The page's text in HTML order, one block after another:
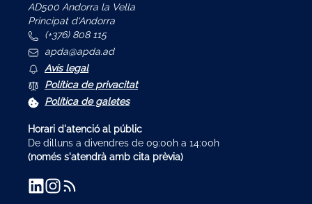
AD500 Andorra la Vella
Principat d'Andorra
(+376) 808 115
apda@apda.ad
Avís legal
Política de privacitat
Política de galetes
Horari d'atenció al públic
De dilluns a divendres de 09:00h a 14:00h
(només s'atendrà amb cita prèvia)